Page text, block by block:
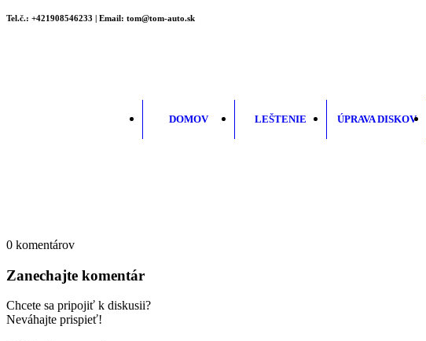
Tel.č.: +421908546233 | Email: tom@tom-auto.sk
DOMOV LEŠTENIE ÚPRAVA DISKOV
0 komentárov
Zanechajte komentár
Chcete sa pripojiť k diskusii?
Neváhajte prispieť!